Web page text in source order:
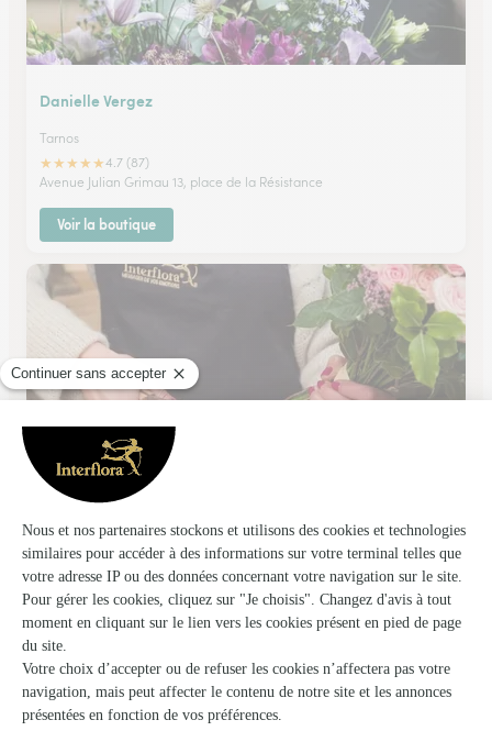
Danielle Vergez
Tarnos
★★★★★4.7 (87)
Avenue Julian Grimau 13, place de la Résistance
Voir la boutique
Cote Nature
Tarnos
Résidence Dous Haous 1, rue André Bouillar
Voir la boutique